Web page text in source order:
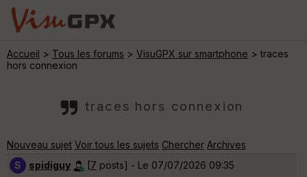
Accueil > Tous les forums > VisuGPX sur smartphone > traces
hors connexion
traces hors connexion
Nouveau sujet Voir tous les sujets Chercher Archives
S
spidiguy [7 posts] - Le 07/07/2026 09:35